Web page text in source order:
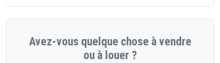
Avez-vous quelque chose à vendre
ou à louer ?